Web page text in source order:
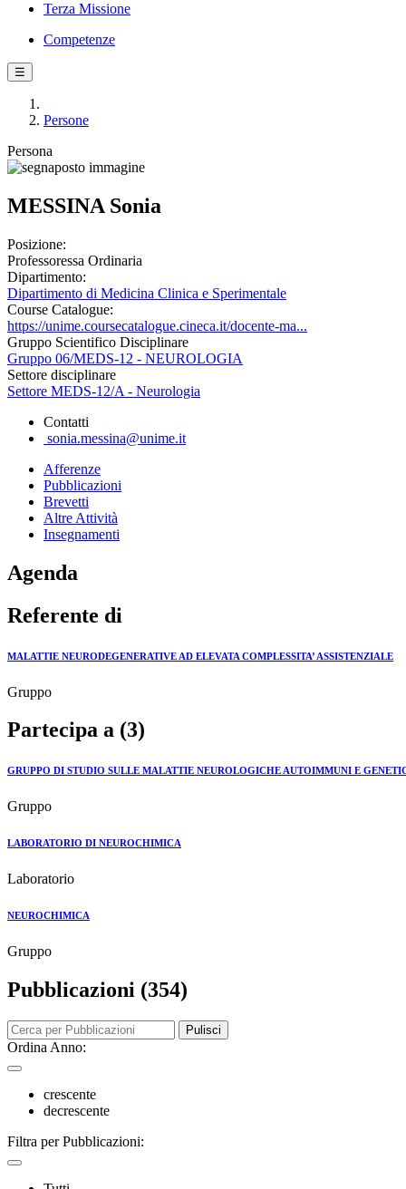
Terza Missione
Competenze
☰
Persone
Persona
MESSINA Sonia
Posizione:
Professoressa Ordinaria
Dipartimento:
Dipartimento di Medicina Clinica e Sperimentale
Course Catalogue:
https://unime.coursecatalogue.cineca.it/docente-ma...
Gruppo Scientifico Disciplinare
Gruppo 06/MEDS-12 - NEUROLOGIA
Settore disciplinare
Settore MEDS-12/A - Neurologia
Contatti
sonia.messina@unime.it
Afferenze
Pubblicazioni
Brevetti
Altre Attività
Insegnamenti
Agenda
Referente di
MALATTIE NEURODEGENERATIVE AD ELEVATA COMPLESSITA’ ASSISTENZIALE
Gruppo
Partecipa a (3)
GRUPPO DI STUDIO SULLE MALATTIE NEUROLOGICHE AUTOIMMUNI E
Gruppo
LABORATORIO DI NEUROCHIMICA
Laboratorio
NEUROCHIMICA
Gruppo
Pubblicazioni (354)
Pulisci
Ordina Anno:
crescente
decrescente
Filtra per Pubblicazioni: